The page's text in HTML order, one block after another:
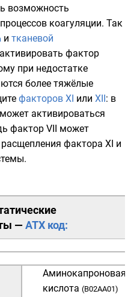
возможность
коагуляции. Так
и тканевой
фактор
при недостатке
более тяжёлые
факторов XI или XII: в
активироваться
фактор VII может
фактора XI и
— АТХ код:
Аминокапроновая
кислота (B02AA01)